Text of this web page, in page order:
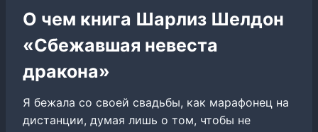
О чем книга Шарлиз Шелдон
«Сбежавшая невеста
дракона»
Я бежала со своей свадьбы, как марафонец на
дистанции, думая лишь о том, чтобы не